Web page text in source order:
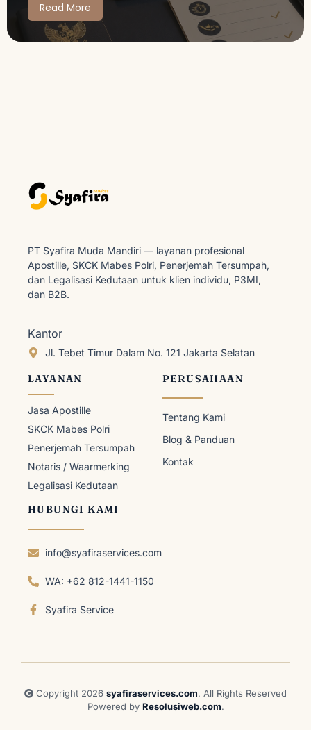
Read More
PT Syafira Muda Mandiri — layanan profesional
Apostille, SKCK Mabes Polri, Penerjemah Tersumpah,
dan Legalisasi Kedutaan untuk klien individu, P3MI,
dan B2B.
Kantor
Jl. Tebet Timur Dalam No. 121 Jakarta Selatan
LAYANAN
Jasa Apostille
SKCK Mabes Polri
Penerjemah Tersumpah
Notaris / Waarmerking
Legalisasi Kedutaan
PERUSAHAAN
Tentang Kami
Blog & Panduan
Kontak
HUBUNGI KAMI
info@syafiraservices.com
WA: +62 812-1441-1150
Syafira Service
Copyright 2026 syafiraservices.com. All Rights Reserved
Powered by Resolusiweb.com.